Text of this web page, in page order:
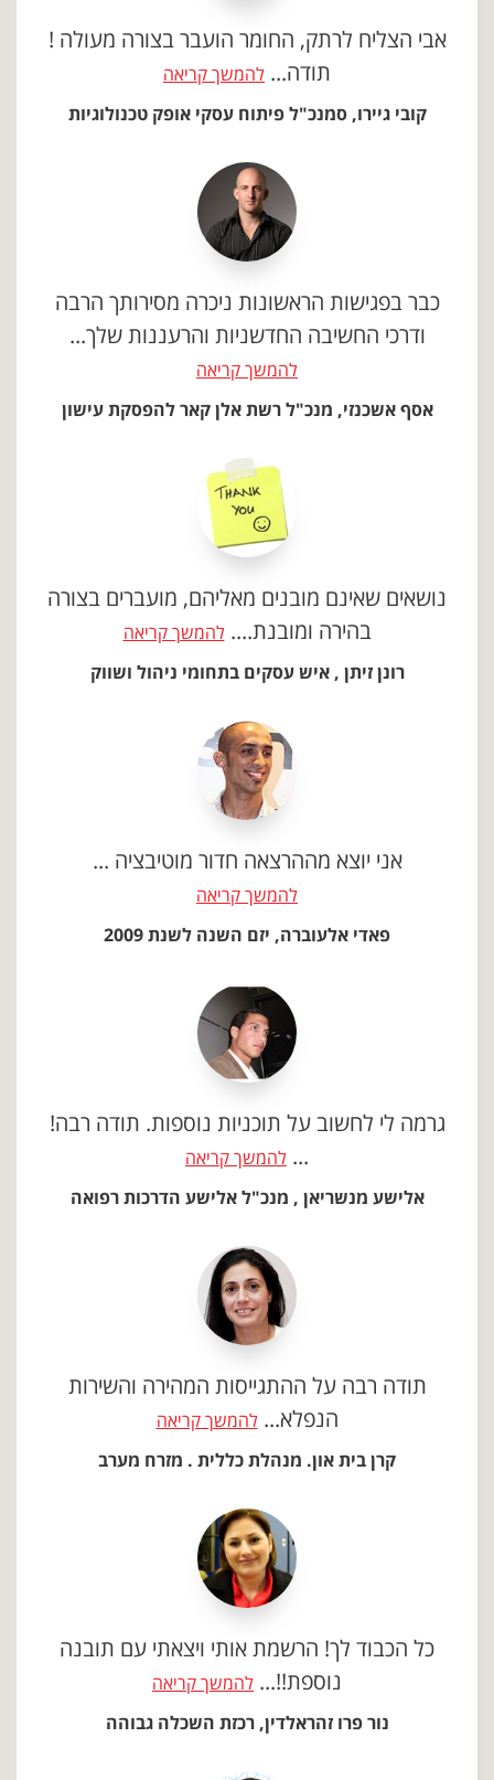
אבי הצליח לרתק, החומר הועבר בצורה מעולה !
תודה... להמשך קריאה
קובי גיירו, סמנכ"ל פיתוח עסקי אופק טכנולוגיות
כבר בפגישות הראשונות ניכרה מסירותך הרבה
ודרכי החשיבה החדשניות והרעננות שלך...
להמשך קריאה
אסף אשכנזי, מנכ"ל רשת אלן קאר להפסקת עישון
נושאים שאינם מובנים מאליהם, מועברים בצורה
בהירה ומובנת....להמשך קריאה
רונן זיתן , איש עסקים בתחומי ניהול ושווק
אני יוצא מההרצאה חדור מוטיבציה ...
להמשך קריאה
פאדי אלעוברה, יזם השנה לשנת 2009
גרמה לי לחשוב על תוכניות נוספות. תודה רבה!
... להמשך קריאה
אלישע מנשריאן , מנכ"ל אלישע הדרכות רפואה
תודה רבה על ההתגייסות המהירה והשירות
הנפלא...להמשך קריאה
קרן בית און. מנהלת כללית . מזרח מערב
כל הכבוד לך! הרשמת אותי ויצאתי עם תובנה
נוספת!!... להמשך קריאה
נור פרו זהראלדין, רכזת השכלה גבוהה